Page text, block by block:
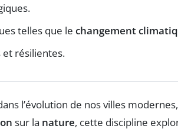
telles que le changement
et résilientes.
l’évolution de nos villes
sur la nature, cette discipline